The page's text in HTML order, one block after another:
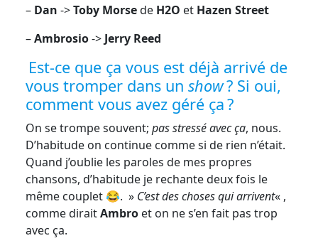
– Dan ->Toby Morsede H2O et Hazen Street
–Ambrosio-> Jerry Reed
Est-ce que ça vous est déjà arrivé de
vous tromper dans un show? Si oui,
comment vous avez géré ça ?
On se trompe souvent; pas stressé avec ça, nous.
D’habitude on continue comme si de rien n’était.
Quand j’oublie les paroles de mes propres
chansons, d’habitude je rechante deux fois le
même couplet 😂. » C’est des chosesqui arrivent« ,
comme diraitAmbro et on ne s’en fait pas trop
avec ça.